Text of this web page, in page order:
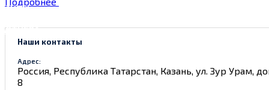
Наши контакты
Адрес:
Россия, Республика Татарстан, Казань, ул. Зур Урам,
8